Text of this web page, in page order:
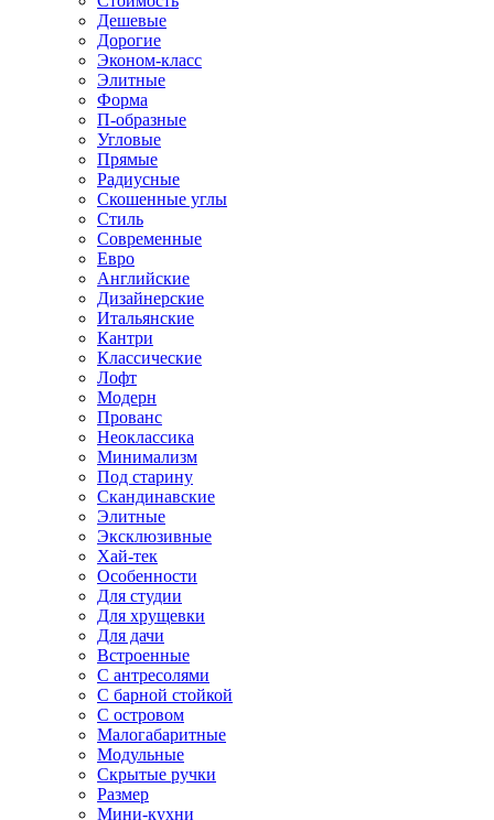
Дешевые
Дорогие
Эконом-класс
Элитные
Форма
П-образные
Угловые
Прямые
Радиусные
Скошенные углы
Стиль
Современные
Евро
Английские
Дизайнерские
Итальянские
Кантри
Классические
Лофт
Модерн
Прованс
Неоклассика
Минимализм
Под старину
Скандинавские
Элитные
Эксклюзивные
Хай-тек
Особенности
Для студии
Для хрущевки
Для дачи
Встроенные
С антресолями
С барной стойкой
С островом
Малогабаритные
Модульные
Скрытые ручки
Размер
Мини-кухни